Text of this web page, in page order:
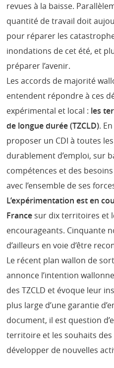
revues à la baisse.
quantité de travail doit
pour réparer les
inondations de cet été, et
préparer l’avenir.
Les accords de majorité
entendent répondre à ces
expérimental et local : les
de longue durée (TZCLD).
proposer un CDI à toutes
durablement d’emploi, sur
compétences et des
avec l’ensemble de ses
L’expérimentation est en
France sur dix territoires et
encourageants. Cinquante
d’ailleurs en voie d’être
Le récent plan wallon de
annonce l’intention
des TZCLD et évoque leur
plus large d’une garantie
document, il est question
territoire et les souhaits
développer de nouvelles